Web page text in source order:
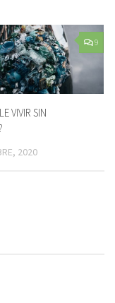
9
VIVIR SIN
2020